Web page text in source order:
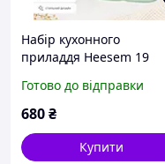
Набір кухонного
приладдя Heesem 19
силіконовими
аксесуарами, дошкою та
м'ятний
Готово до відправки
680₴
Купити